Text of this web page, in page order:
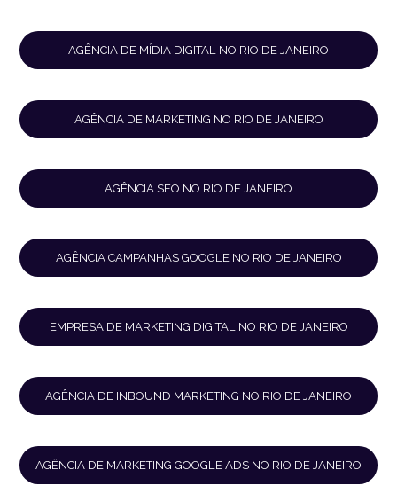
AGÊNCIA DE MÍDIA DIGITAL NO RIO DE JANEIRO
AGÊNCIA DE MARKETING NO RIO DE JANEIRO
AGÊNCIA SEO NO RIO DE JANEIRO
AGÊNCIA CAMPANHAS GOOGLE NO RIO DE JANEIRO
EMPRESA DE MARKETING DIGITAL NO RIO DE JANEIRO
AGÊNCIA DE INBOUND MARKETING NO RIO DE JANEIRO
AGÊNCIA DE MARKETING GOOGLE ADS NO RIO DE JANEIRO